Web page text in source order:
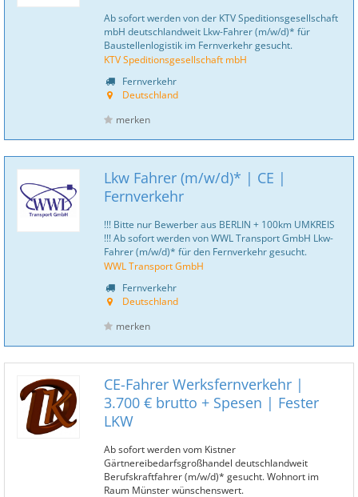
Ab sofort werden von der KTV Speditionsgesellschaft
mbH deutschlandweit Lkw-Fahrer (m/w/d)* für
Baustellenlogistik im Fernverkehr gesucht.
KTV Speditionsgesellschaft mbH
Fernverkehr
Deutschland
merken
Lkw Fahrer (m/w/d)* | CE |
Fernverkehr
!!! Bitte nur Bewerber aus BERLIN + 100km UMKREIS
!!! Ab sofort werden von WWL Transport GmbH Lkw-
Fahrer (m/w/d)* für den Fernverkehr gesucht.
WWL Transport GmbH
Fernverkehr
Deutschland
merken
CE-Fahrer Werksfernverkehr |
3.700 € brutto + Spesen | Fester
LKW
Ab sofort werden vom Kistner
Gärtnereibedarfsgroßhandel deutschlandweit
Berufskraftfahrer (m/w/d)* gesucht. Wohnort im
Raum Münster wünschenswert.